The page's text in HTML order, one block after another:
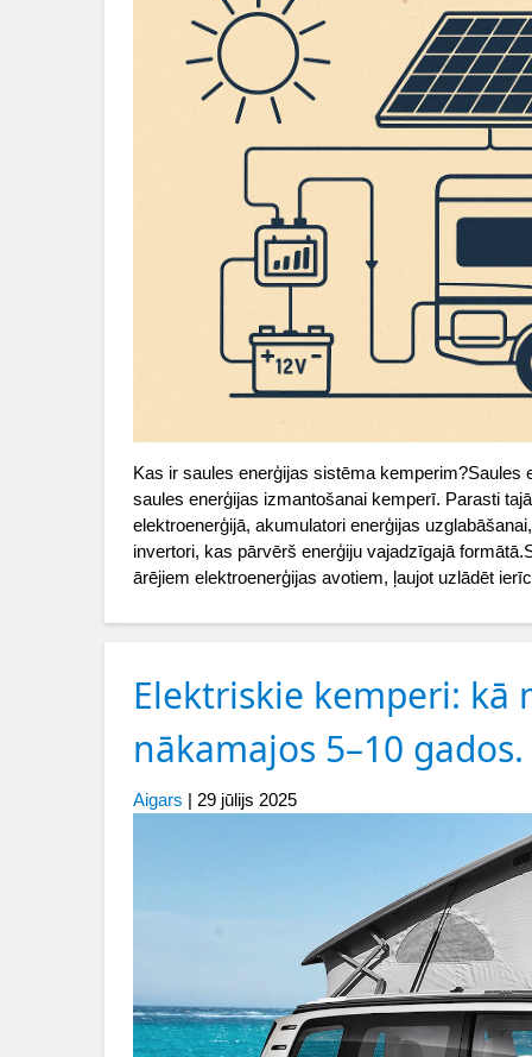
Kas ir saules enerģijas sistēma
saules enerģijas izmantošanai kemperī. Parasti
elektroenerģijā, akumulatori enerģijas
invertori, kas pārvērš enerģiju vajadzīgajā
ārējiem elektroenerģijas avotiem, ļaujot uzlādēt
Elektriskie kemperi: kā
nākamajos 5–10 gados.
Aigars | 29 jūlijs 2025